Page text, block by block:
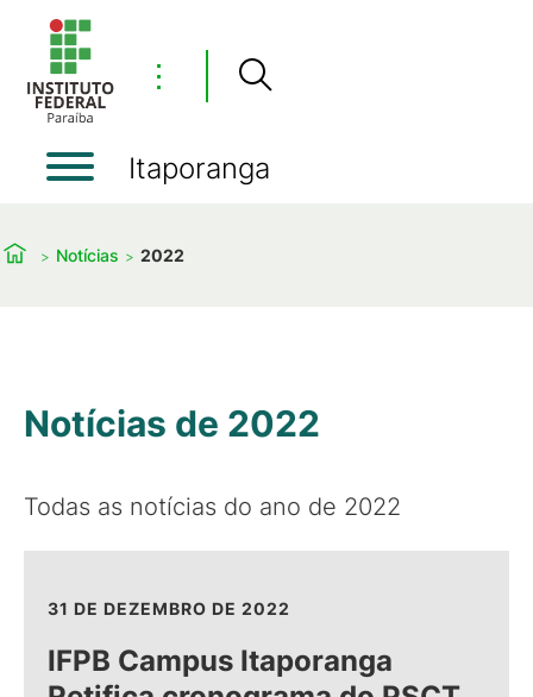
⋮
Itaporanga
Notícias 2022
Notícias de 2022
Todas as notícias do ano de 2022
31 DE DEZEMBRO DE 2022
IFPB Campus Itaporanga